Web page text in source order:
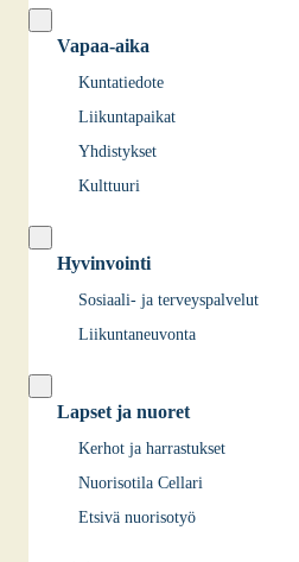
Vapaa-aika
Kuntatiedote
Liikuntapaikat
Yhdistykset
Kulttuuri
Hyvinvointi
Sosiaali- ja terveyspalvelut
Liikuntaneuvonta
Lapset ja nuoret
Kerhot ja harrastukset
Nuorisotila Cellari
Etsivä nuorisotyö